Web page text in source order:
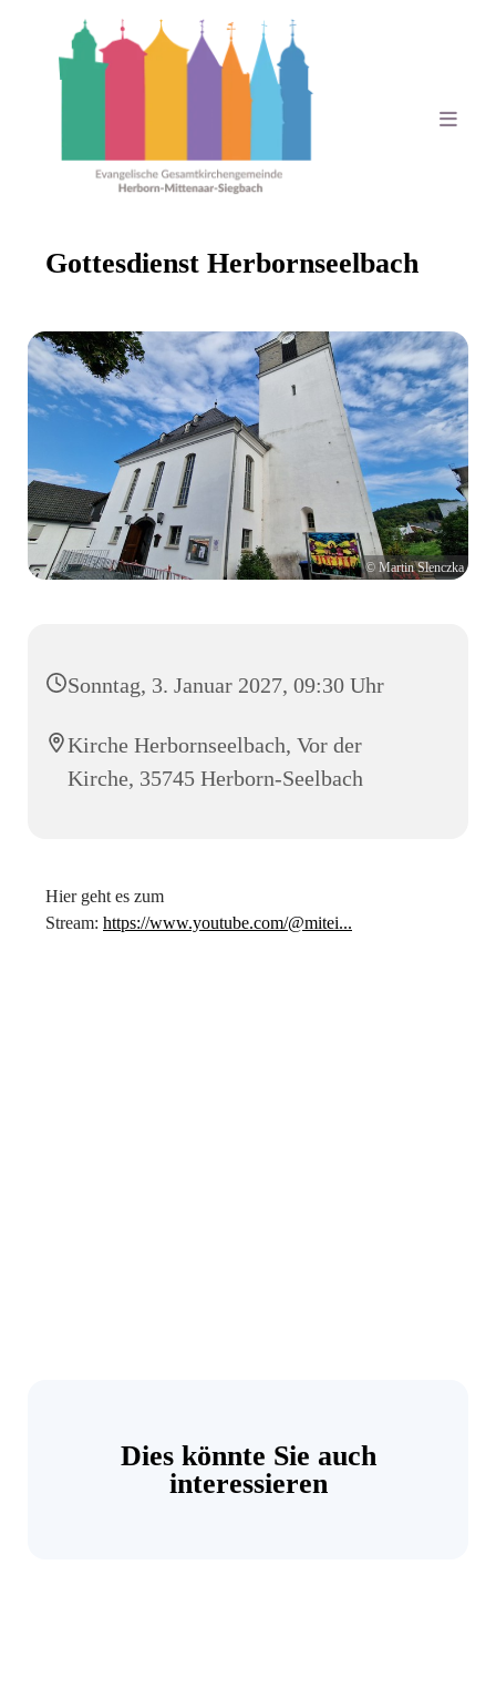
Gottesdienst Herbornseelbach
© Martin Slenczka
Sonntag, 3. Januar 2027, 09:30 Uhr
Kirche Herbornseelbach, Vor der
Kirche, 35745 Herborn-Seelbach
Hier geht es zum
Stream: https://www.youtube.com/@mitei...
Dies könnte Sie auch
interessieren